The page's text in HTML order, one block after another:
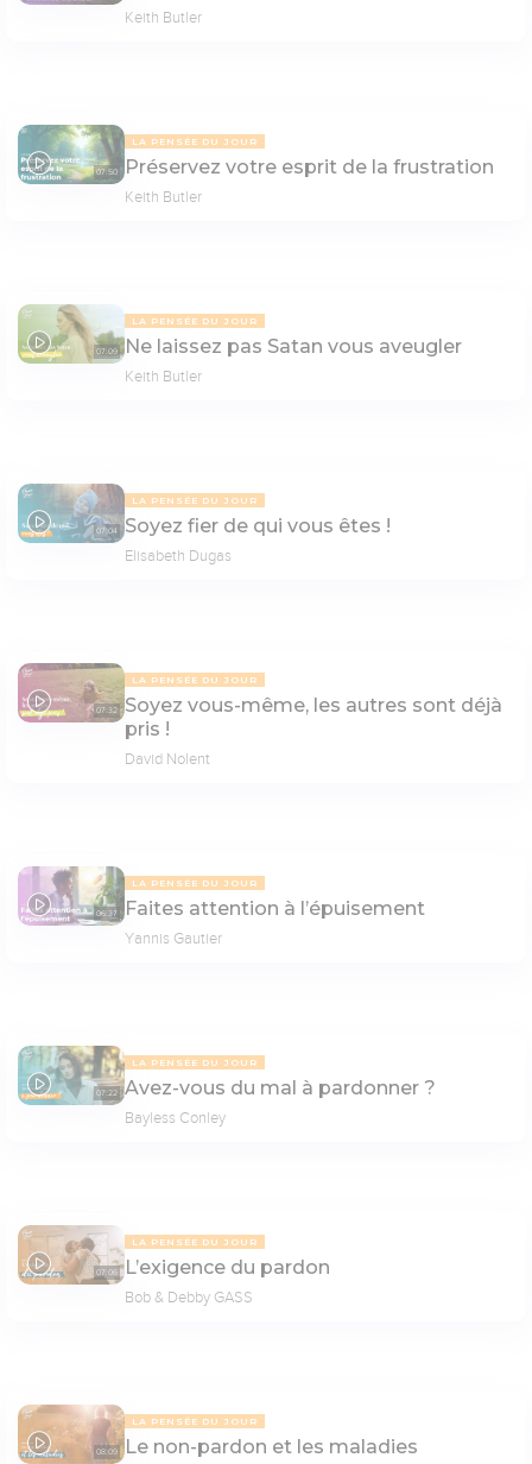
Keith Butler
07:50
LA PENSÉE DU JOUR
Préservez votre esprit de la frustration
Keith Butler
07:09
LA PENSÉE DU JOUR
Ne laissez pas Satan vous aveugler
Keith Butler
07:04
LA PENSÉE DU JOUR
Soyez fier de qui vous êtes !
Elisabeth Dugas
07:32
LA PENSÉE DU JOUR
Soyez vous-même, les autres sont déjà
pris !
David Nolent
06:37
LA PENSÉE DU JOUR
Faites attention à l’épuisement
Yannis Gautier
07:22
LA PENSÉE DU JOUR
Avez-vous du mal à pardonner ?
Bayless Conley
07:06
LA PENSÉE DU JOUR
L’exigence du pardon
Bob & Debby GASS
08:09
LA PENSÉE DU JOUR
Le non-pardon et les maladies